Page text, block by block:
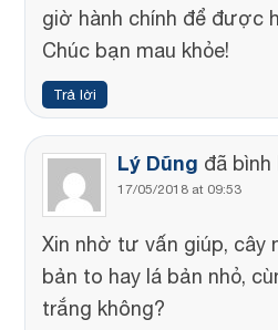
giờ hành chính để được
Chúc bạn mau khỏe!
Trả lời
Lý Dũng đã bình
17/05/2018 at 09:53
Xin nhờ tư vấn giúp, cây
bản to hay lá bản nhỏ,
trắng không?